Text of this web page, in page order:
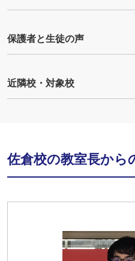
保護者と生徒の声
近隣校・対象校
佐倉校の教室長から